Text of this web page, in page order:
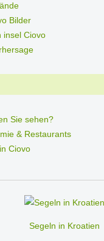
Bilder
insel Ciovo
Sie sehen?
& Restaurants
Ciovo
Segeln in Kroatien